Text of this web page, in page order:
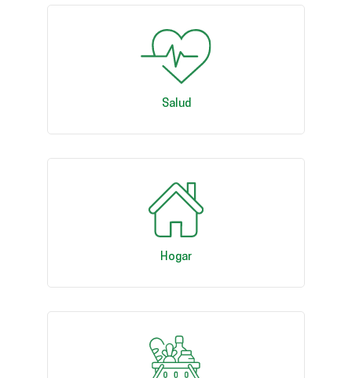
Salud
Hogar